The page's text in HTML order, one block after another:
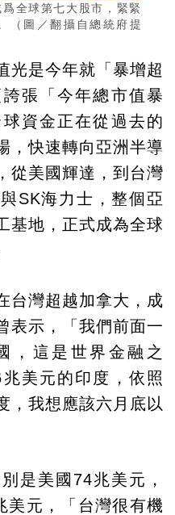
全球第七大股市，緊緊
（圖／翻攝自總統府提
光是今年就「暴增超
張「今年總市值暴
資金正在從過去的
，快速轉向亞洲半導
從美國輝達，到台灣
SK海力士，整個亞
基地，正式成為全球
台灣超越加拿大，成
表示，「我們前面一
，這是世界金融之
美元的印度，依照
，我想應該六月底以
是美國74兆美元，
美元，「台灣很有機